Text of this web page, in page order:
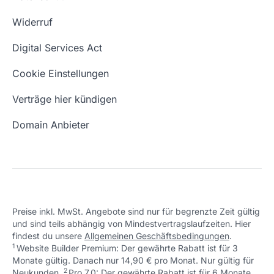
Whois Domain
Was ist eine Domain?
Domain Umzug
Wie ist meine IP?
Email Adresse erstellen
Widerruf
Digital Services Act
Cookie Einstellungen
Verträge hier kündigen
Domain Anbieter
Preise inkl. MwSt. Angebote sind nur für begrenzte Zeit gültig
und sind teils abhängig von Mindestvertragslaufzeiten. Hier
findest du unsere Allgemeinen Geschäftsbedingungen.
1 Website Builder Premium: Der gewährte Rabatt ist für 3
Monate gültig. Danach nur 14,90 € pro Monat. Nur gültig für
↩ 1
2